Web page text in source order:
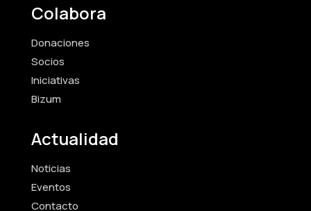
Colabora
Donaciones
Socios
Iniciativas
Bizum
Actualidad
Noticias
Eventos
Contacto